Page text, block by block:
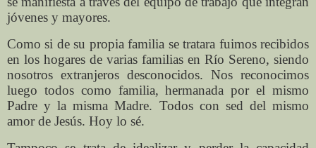
jóvenes y mayores.
Como si de su propia familia se tratara fuimos recibidos
en los hogares de varias familias en Río Sereno, siendo
nosotros extranjeros desconocidos. Nos reconocimos
luego todos como familia, hermanada por el mismo
Padre y la misma Madre. Todos con sed del mismo
amor de Jesús. Hoy lo sé.